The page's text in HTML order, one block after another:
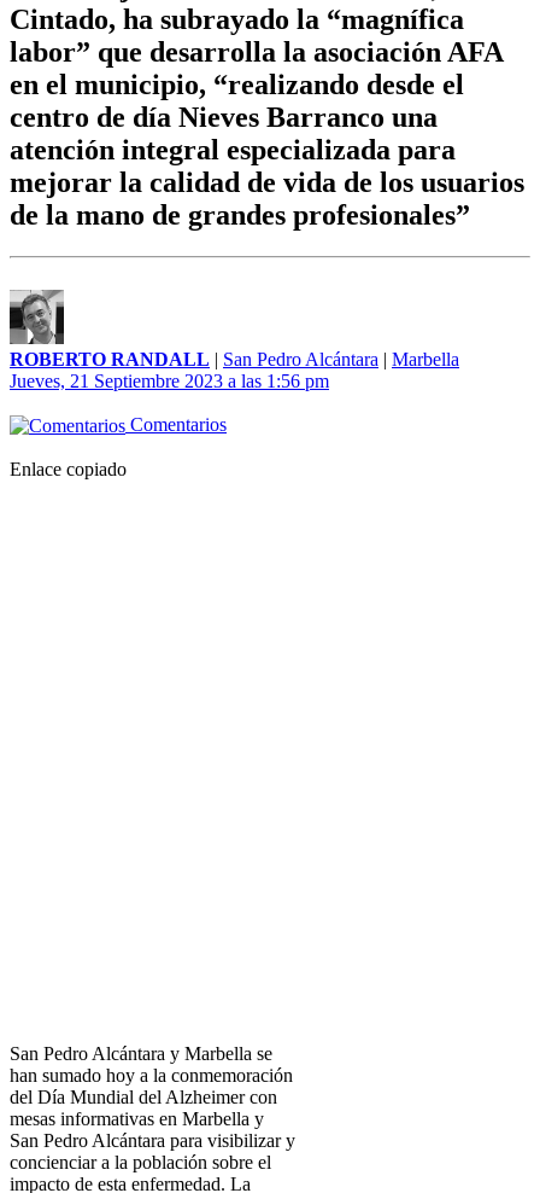
Cintado, ha subrayado la “magnífica
labor” que desarrolla la asociación AFA
en el municipio, “realizando desde el
centro de día Nieves Barranco una
atención integral especializada para
mejorar la calidad de vida de los usuarios
de la mano de grandes profesionales”
ROBERTO RANDALL | San Pedro Alcántara | Marbella
Jueves, 21 Septiembre 2023 a las 1:56 pm
Comentarios
Enlace copiado
San Pedro Alcántara y Marbella se
han sumado hoy a la conmemoración
del Día Mundial del Alzheimer con
mesas informativas en Marbella y
San Pedro Alcántara para visibilizar y
concienciar a la población sobre el
impacto de esta enfermedad. La